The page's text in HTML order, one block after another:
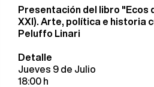
Presentación del libro "Ecos
XXI). Arte, política e historia
Peluffo Linari
Detalle
Jueves 9 de Julio
18:00 h